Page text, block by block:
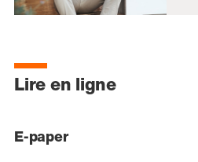
Lire en ligne
E-paper